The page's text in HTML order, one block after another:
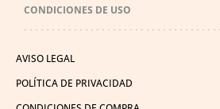
CONDICIONES DE USO
AVISO LEGAL
POLÍTICA DE PRIVACIDAD